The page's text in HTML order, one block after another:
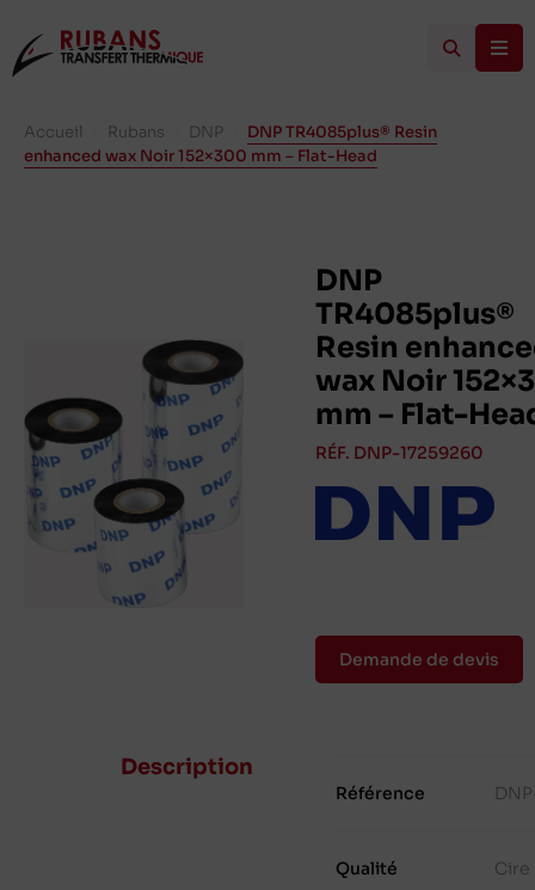
Accueil Rubans DNP
DNP TR4085plus® Resin
enhanced wax Noir 152×300 mm – Flat-Head
DNP
TR4085plus®
Resin
wax Noir
mm – Flat-
RÉF. DNP-17259260
Demande de devis
Description
Référence
Qualité Cire